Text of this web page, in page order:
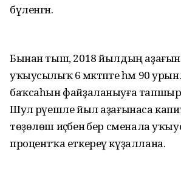
бүленгән.
Бынан тыш, 2018 йылдың
уҡыусылыҡ 6 мәктәпте һәм 90
баҡсаһын файҙаланыуға
Шул рәүешле йыл аҙағынаса
төҙөлөш иҫәбенә бер сменала
процентҡа еткереү күҙаллана.